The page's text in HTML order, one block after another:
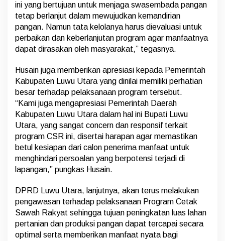
ini yang bertujuan untuk menjaga swasembada pangan
tetap berlanjut dalam mewujudkan kemandirian
pangan. Namun tata kelolanya harus dievaluasi untuk
perbaikan dan keberlanjutan program agar manfaatnya
dapat dirasakan oleh masyarakat,” tegasnya.
Husain juga memberikan apresiasi kepada Pemerintah
Kabupaten Luwu Utara yang dinilai memiliki perhatian
besar terhadap pelaksanaan program tersebut.
“Kami juga mengapresiasi Pemerintah Daerah
Kabupaten Luwu Utara dalam hal ini Bupati Luwu
Utara, yang sangat concern dan responsif terkait
program CSR ini, disertai harapan agar memastikan
betul kesiapan dari calon penerima manfaat untuk
menghindari persoalan yang berpotensi terjadi di
lapangan,” pungkas Husain.
DPRD Luwu Utara, lanjutnya, akan terus melakukan
pengawasan terhadap pelaksanaan Program Cetak
Sawah Rakyat sehingga tujuan peningkatan luas lahan
pertanian dan produksi pangan dapat tercapai secara
optimal serta memberikan manfaat nyata bagi